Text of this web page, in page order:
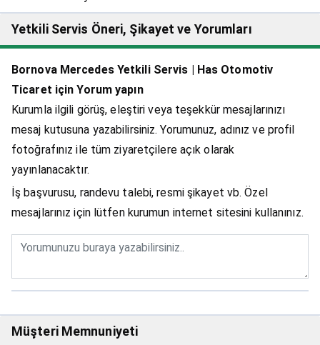
Yetkili Servis Öneri, Şikayet ve Yorumları
Bornova Mercedes Yetkili Servis | Has Otomotiv
Ticaret için Yorum yapın
Kurumla ilgili görüş, eleştiri veya teşekkür mesajlarınızı
mesaj kutusuna yazabilirsiniz. Yorumunuz, adınız ve profil
fotoğrafınız ile tüm ziyaretçilere açık olarak
yayınlanacaktır.
İş başvurusu, randevu talebi, resmi şikayet vb. Özel
mesajlarınız için lütfen kurumun internet sitesini kullanınız.
Müşteri Memnuniyeti